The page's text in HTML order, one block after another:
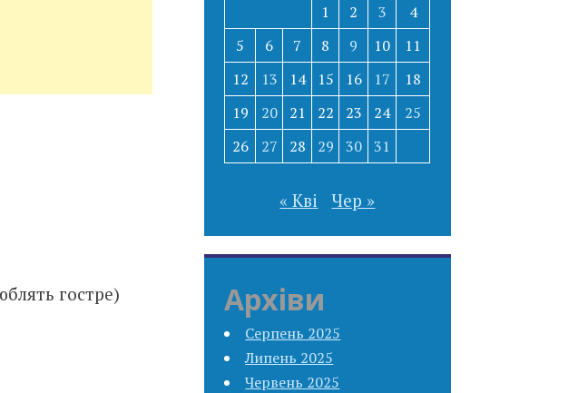
гостре)
1
2 3
4
5
6 7 8 9 10
11
12
13 14 15 16 17
18
19
20 21 22 23 24
25
26
27 28 29 30 31
« Кві Чер »
Архіви
Серпень 2025
Липень 2025
Червень 2025